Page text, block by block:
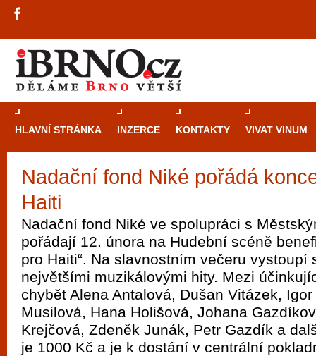
HLAVNÍ STRÁNKA INZERCE KONTAKTY VIVAT VINUM
Nadační fond Niké pořádá
Haiti
Nadační fond Niké ve spolupráci s
pořádají 12. února na Hudební scéně
pro Haiti“. Na slavnostním večeru vystoupí
největšími muzikálovými hity. Mezi
chybět Alena Antalová, Dušan Vitázek,
Musilová, Hana Holišová, Johana
Krejčová, Zdeněk Junák, Petr Gazdík a
je 1000 Kč a je k dostání v centrální
Průvodce
automaty
Brno je
zajímavé
restaurace,
Mimo jiné je ale také místem, kde si
vyzkoušet různé kasinové hry. V
metropoli naleznete širokou nabídku her